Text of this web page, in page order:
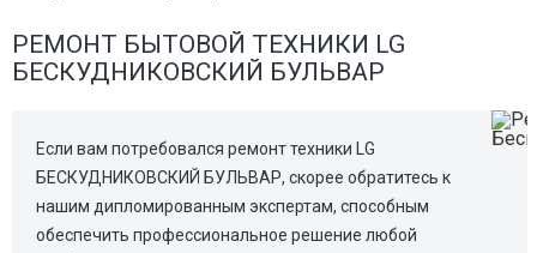
РЕМОНТ БЫТОВОЙ ТЕХНИКИ LG
БЕСКУДНИКОВСКИЙ БУЛЬВАР
Если вам потребовался ремонт техники LG
БЕСКУДНИКОВСКИЙ БУЛЬВАР, скорее обратитесь к
нашим дипломированным экспертам, способным
обеспечить профессиональное решение любой